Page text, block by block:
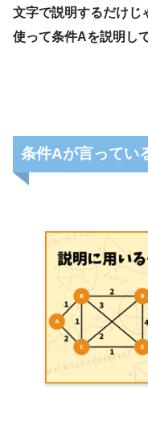
文字で説明するだけじ
使って条件Aを説明し
条件Aが言ってい